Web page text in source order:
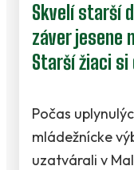
Skvelí starší
záver jesene
Starší žiaci si
Počas
mládežnícke
uzatvárali v